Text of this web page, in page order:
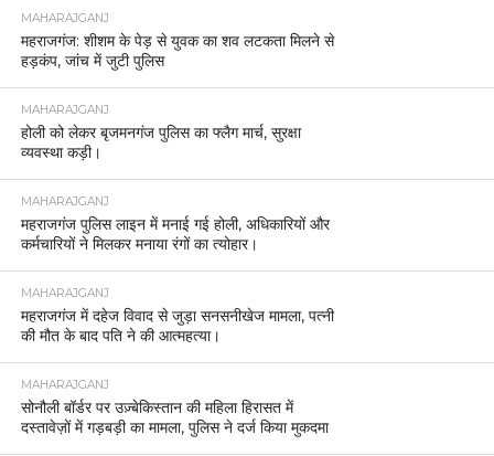
MAHARAJGANJ
महराजगंज: शीशम के पेड़ से युवक का शव लटकता मिलने से
हड़कंप, जांच में जुटी पुलिस
MAHARAJGANJ
होली को लेकर बृजमनगंज पुलिस का फ्लैग मार्च, सुरक्षा
व्यवस्था कड़ी।
MAHARAJGANJ
महराजगंज पुलिस लाइन में मनाई गई होली, अधिकारियों और
कर्मचारियों ने मिलकर मनाया रंगों का त्योहार।
MAHARAJGANJ
महराजगंज में दहेज विवाद से जुड़ा सनसनीखेज मामला, पत्नी
की मौत के बाद पति ने की आत्महत्या।
MAHARAJGANJ
सोनौली बॉर्डर पर उज़्बेकिस्तान की महिला हिरासत में
दस्तावेज़ों में गड़बड़ी का मामला, पुलिस ने दर्ज किया मुकदमा